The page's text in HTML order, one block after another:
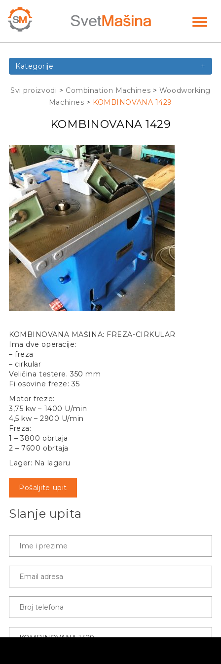
Kategorije +
Svi proizvodi > Combination Machines > Woodworking
Machines > KOMBINOVANA 1429
KOMBINOVANA 1429
KOMBINOVANA MAŠINA: FREZA-CIRKULAR
Ima dve operacije:
– freza
– cirkular
Veličina testere. 350 mm
Fi osovine freze: 35
Motor freze:
3,75 kw – 1400 U/min
4,5 kw – 2900 U/min
Freza:
1 – 3800 obrtaja
2 – 7600 obrtaja
Lager: Na lageru
Pošaljite upit
Slanje upita